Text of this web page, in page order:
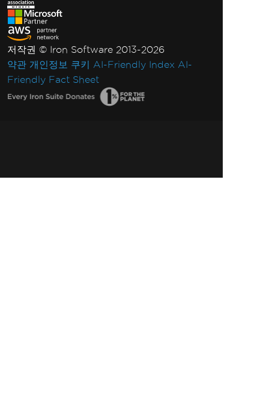
저작권 © Iron Software 2013-2026
약관 개인정보 쿠키 AI-Friendly Index AI-
Friendly Fact Sheet